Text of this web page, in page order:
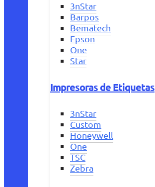
3nStar
Barpos
Bematech
Epson
One
Star
Impresoras de Etiquetas
3nStar
Custom
Honeywell
One
TSC
Zebra